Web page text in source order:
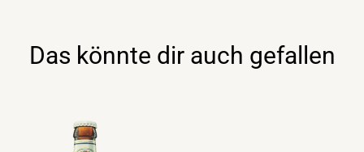
Das könnte dir auch gefallen